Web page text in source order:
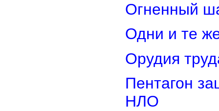
Огненный
Одни и те
Орудия
Пентагон
НЛО